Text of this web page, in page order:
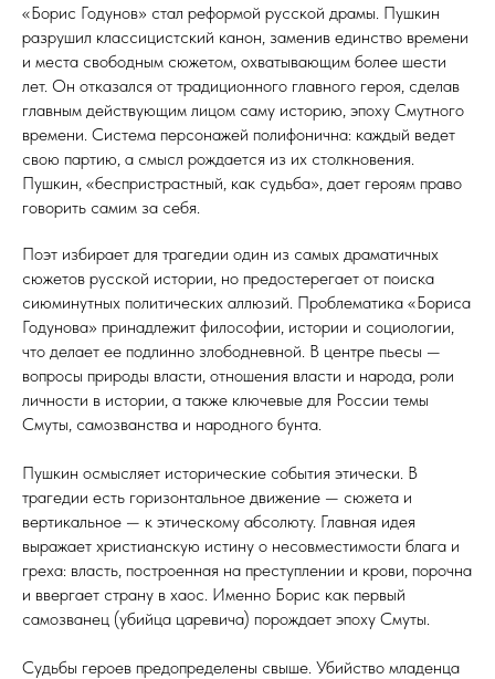
«Борис Годунов» стал реформой русской драмы. Пушкин
разрушил классицистский канон, заменив единство времени
и места свободным сюжетом, охватывающим более шести
лет. Он отказался от традиционного главного героя, сделав
главным действующим лицом саму историю, эпоху Смутного
времени. Система персонажей полифонична: каждый ведет
свою партию, а смысл рождается из их столкновения.
Пушкин, «беспристрастный, как судьба», дает героям право
говорить самим за себя.
Поэт избирает для трагедии один из самых драматичных
сюжетов русской истории, но предостерегает от поиска
сиюминутных политических аллюзий. Проблематика «Бориса
Годунова» принадлежит философии, истории и социологии,
что делает ее подлинно злободневной. В центре пьесы —
вопросы природы власти, отношения власти и народа, роли
личности в истории, а также ключевые для России темы
Смуты, самозванства и народного бунта.
Пушкин осмысляет исторические события этически. В
трагедии есть горизонтальное движение — сюжета и
вертикальное — к этическому абсолюту. Главная идея
выражает христианскую истину о несовместимости блага и
греха: власть, построенная на преступлении и крови, порочна
и ввергает страну в хаос. Именно Борис как первый
самозванец (убийца царевича) порождает эпоху Смуты.
Судьбы героев предопределены свыше. Убийство младенца